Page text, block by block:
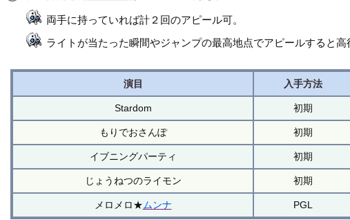
両手に持っていれば計２回のアピール可。
ライトが当たった瞬間やジャンプの最高地点でアピールすると高
演目 入手方法
Stardom 初期
もりでおさんぽ 初期
イブニングパーティ 初期
じょうねつのライモン 初期
メロメロ★ムンナ PGL